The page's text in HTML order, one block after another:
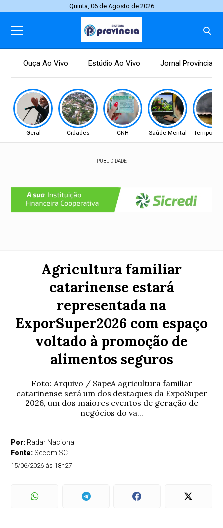
Quinta, 06 de Agosto de 2026
Ouça Ao Vivo Estúdio Ao Vivo Jornal Província
Geral Cidades CNH Saúde Mental Tempo
PUBLICIDADE
Agricultura familiar
catarinense estará
representada na
ExporSuper2026 com espaço
voltado à promoção de
alimentos seguros
Foto: Arquivo / SapeA agricultura familiar
catarinense será um dos destaques da ExpoSuper
2026, um dos maiores eventos de geração de
negócios do va...
Por: Radar Nacional
Fonte: Secom SC
15/06/2026 às 18h27